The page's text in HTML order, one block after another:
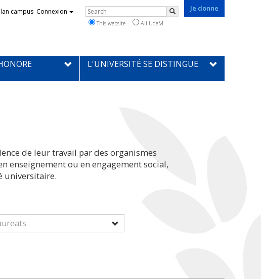
Je donne
campus Connexion Rechercher
Search
This website All UdeM
L'UNIVERSITÉ SE DISTINGUE
de leur travail par des organismes
enseignement ou en engagement social,
universitaire.